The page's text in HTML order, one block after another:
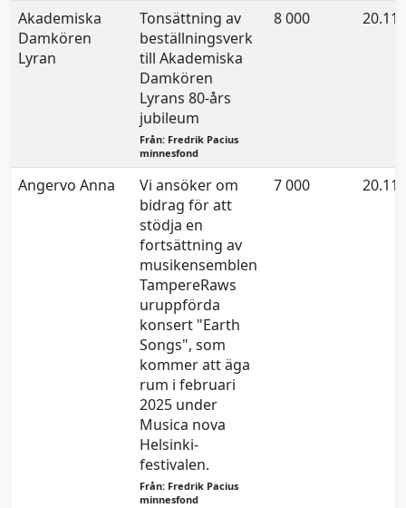
Akademiska
Damkören
Lyran
Tonsättning av
beställningsverk
till Akademiska
Damkören
Lyrans 80-års
jubileum
Från: Fredrik Pacius
minnesfond
8 000
Angervo Anna
Vi ansöker om
bidrag för att
stödja en
fortsättning av
musikensemblen
TampereRaws
uruppförda
konsert "Earth
Songs", som
kommer att äga
rum i februari
2025 under
Musica nova
Helsinki-
festivalen.
Från: Fredrik Pacius
minnesfond
7 000